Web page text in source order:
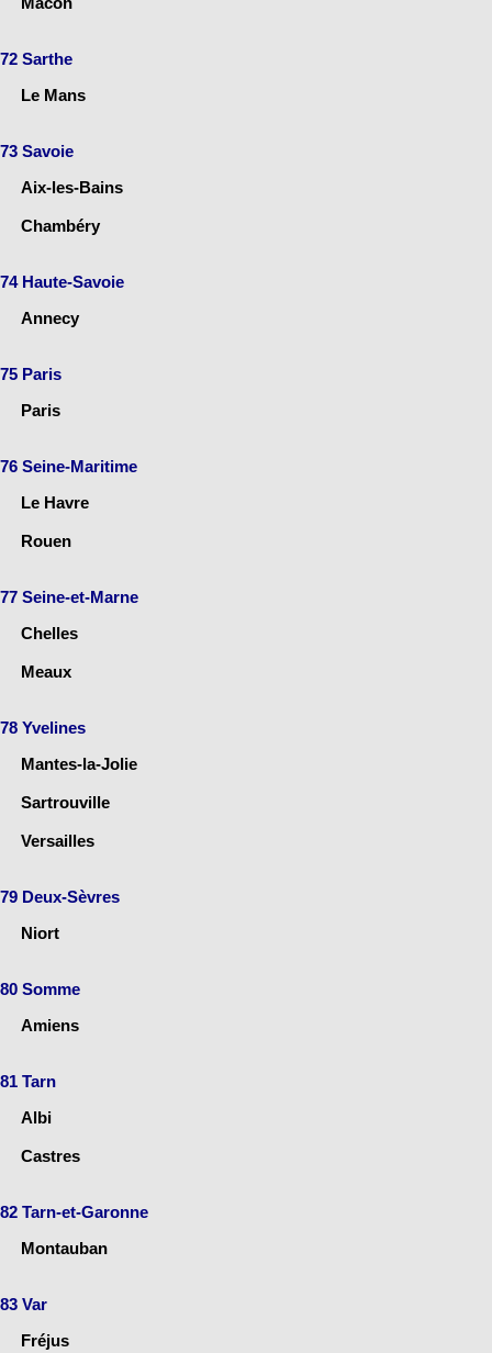
72 Sarthe
Le Mans
73 Savoie
Aix-les-Bains
Chambéry
74 Haute-Savoie
Annecy
75 Paris
Paris
76 Seine-Maritime
Le Havre
Rouen
77 Seine-et-Marne
Chelles
Meaux
78 Yvelines
Mantes-la-Jolie
Sartrouville
Versailles
79 Deux-Sèvres
Niort
80 Somme
Amiens
81 Tarn
Albi
Castres
82 Tarn-et-Garonne
Montauban
83 Var
Fréjus